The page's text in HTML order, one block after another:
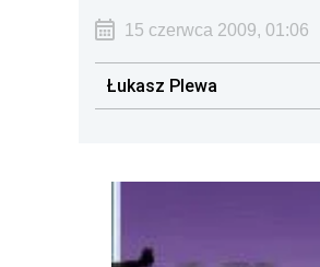
15 czerwca 2009, 01:06
Łukasz Plewa